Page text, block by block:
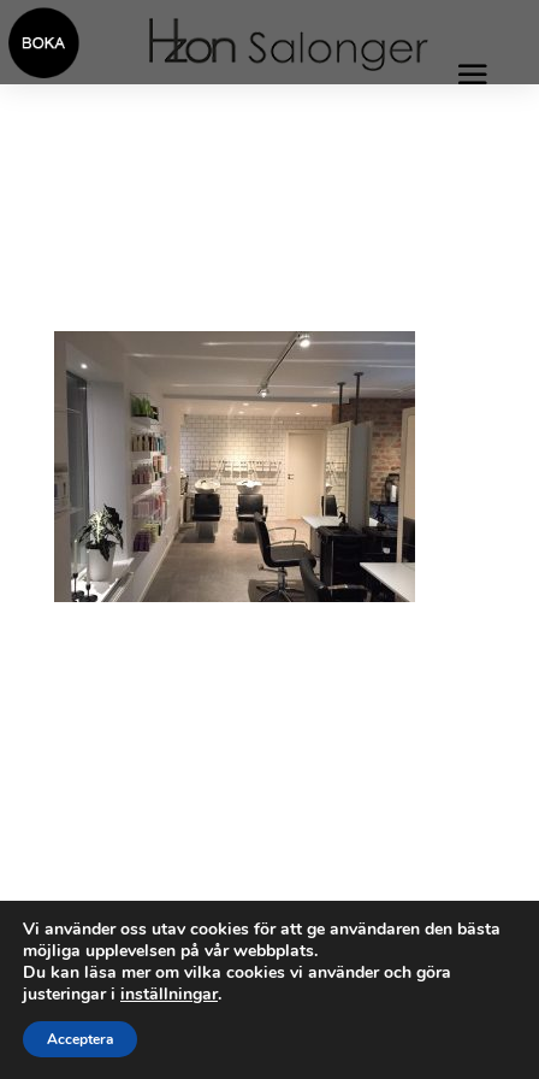
Vi använder oss utav cookies för att ge användaren den bästa
möjliga upplevelsen på vår webbplats.
Du kan läsa mer om vilka cookies vi använder och göra
justeringar i inställningar.
Acceptera